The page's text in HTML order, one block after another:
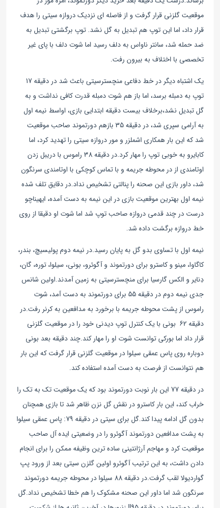
موقعیت گلزنی قرار گرفت و از فاصله ای نزدیک دروازه سیتی را هدف
قرار داد، اما این توپ هم تبدیل به گل نشد. توپ برگشتی تبدیل به
ضد حمله شد، سانتر ناواس به دلف رسید اما شوت دلف با پای غیر
تخصصی با اختلاف به بیرون رفت.
یک اشتباه دیگر در خط دفاعی منچسترسیتی باعث شد در دقیقه 17
توپ به دمبله برسد، اما باز هم شوت دمبله قدرت کافی نداشت و به
گل تبدیل نشد،برخلاف بیست دقیقه ابتدایی بازی، اواسط نیمه اول
به آرامی سپری شد، در دقیقه 35 بازهم دورتموند صاحب موقعیت
شد که این بار همکاری اشملزر و مور دروازه سیتی را تهدید کرد، اما
کابایرو به خوبی توپ را مهار کرد.
در دقیقه 38 راموس با دریبل زدن
اوتامندی از در محوطه جریمه و با تماس کوچکی با اوتامندی سرنگون
شد، داور بازی این صحنه را پنالتی تشخیص نداد.در دقایق تلف شده
نیمه اول بهترین موقعیت بازی در این نیمه به دست آمده، ایهیناچو
درست در چند قدمی دروازه صاحب توپ شد اما شوت او دقیقا از روی
خط دروازه برگشت داده شد.
نیمه اول با تساوی بدو گل به پایان رسید.در نیمه دوم پولیسیچ، بندر،
کاگاوا، مینو و کاسترو برای دورتموند و آگوئرو، بونی، سیلوا، توره، گان،
دِنایر و الکس گارسیا برای منچسترسیتی به زمین آمدند.اولین شانس
جدی نیمه دوم در دقیقه 55 برای دورتموند به دست آمد، شوت
راموس از پشت محوطه جریمه با برخورد به مدافعین به کرنر رفت.در
دقیقه 62 بونی با یک کنترل توپ دیدنی خود را در موقعیت گلزنی
قرار داد اما بورکی توانست شوت او را مهار کند.چند دقیقه بعد بونی
دوباره روی پاس عمقی سیلوا در موقعیت گلزنی قرار گرفت که این بار
هم نتوانست از فرصت به دست آمده استفاده کند.
در دقیقه 77 این بار نوبت دورتموند بود که یک موقعیت تک به تک را
خراب کند، این بار کاسترو در نقش گل نزن ظاهر شد تا بازی همچنان
بدون گل ادامه پیدا کند.
گل برای سیتی در دقیقه 79: پاس عمقی سیلوا
به پشت مدافعین دورتموند آگوئرو را در وضعیتی ایده آل صاحب
موقعیت کرد و مهاجم آرژانتینی ساده ترین وظیفه ممکن را برای انجام
دادن داشت، به این ترتیب آگوئرو اولین گلزن سیتی بعد از ورود پپ
گواردیولا لقب گرفت.
در دقیقه 88 سیلوا در محوطه جریمه دورتموند
سرنگون شد اما داور این صحنه مشکوک را هم خطا تشخیص نداد.گل